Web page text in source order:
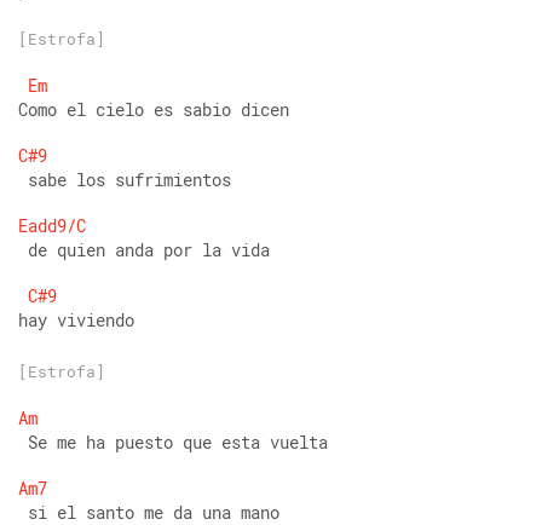
[Estrofa]
Em
Como el cielo es sabio dicen
C#9
sabe los sufrimientos
Eadd9/C
de quien anda por la vida
C#9
hay viviendo
[Estrofa]
Am
Se me ha puesto que esta vuelta
Am7
si el santo me da una mano